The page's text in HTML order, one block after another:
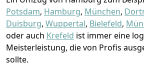
Potsdam, Hamburg, München,
Duisburg, Wuppertal, Bielefeld,
oder auch Krefeld ist immer eine
Meisterleistung, die von Profis
sollte.